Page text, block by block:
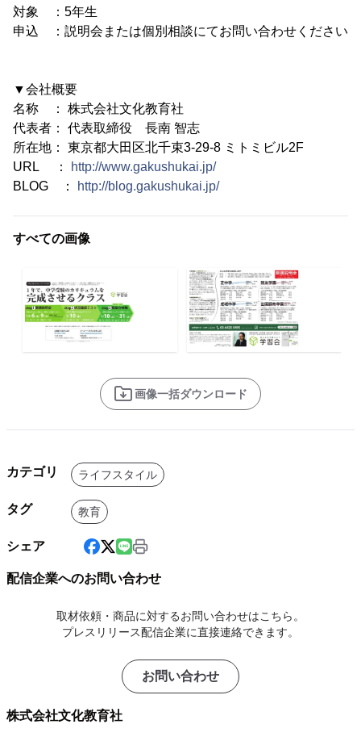
対象 ：5年生
申込 ：説明会または個別相談にてお問い合わせください
▼会社概要
名称 ： 株式会社文化教育社
代表者： 代表取締役 長南 智志
所在地： 東京都大田区北千束3-29-8 ミトミビル2F
URL ：
http://www.gakushukai.jp/
BLOG ：
http://blog.gakushukai.jp/
すべての画像
画像一括ダウンロード
カテゴリ ライフスタイル
タグ 教育
シェア
配信企業へのお問い合わせ
取材依頼・商品に対するお問い合わせはこちら。
プレスリリース配信企業に直接連絡できます。
お問い合わせ
株式会社文化教育社